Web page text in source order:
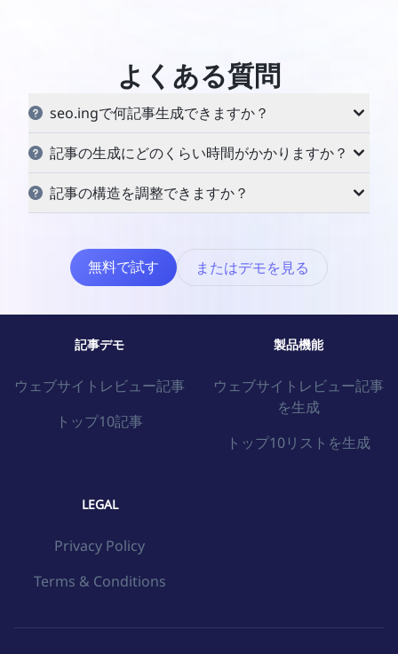
よくある質問
seo.ingで何記事生成できますか？
生成できる記事の数は、クレジット残高によって決ま
ります。
記事の生成にどのくらい時間がかかりますか？
マルチエージェントの連携と順次処理により、特にコ
ンテンツクローラーなどのエージェントを使用する場
記事の構造を調整できますか？
対応したさまざまなプリセット構造を提供しており、
手動調整もサポートしています。
無料で試す またはデモを見る
記事デモ
ウェブサイトレビュー記事
トップ10記事
製品機能
ウェブサイトレビュー記事
を生成
トップ10リストを生成
LEGAL
Privacy Policy
Terms & Conditions